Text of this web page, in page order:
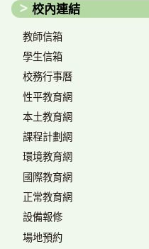
校內連結
教師信箱
學生信箱
校務行事曆
性平教育網
本土教育網
課程計劃網
環境教育網
國際教育網
正常教育網
設備報修
場地預約